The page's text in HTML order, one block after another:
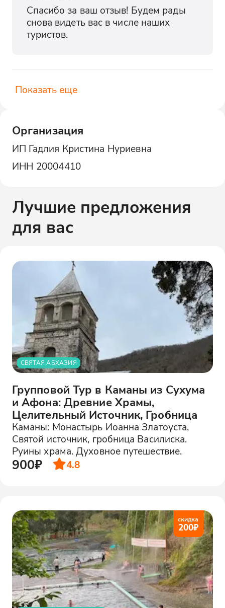
Спасибо за ваш отзыв! Будем рады
снова видеть вас в числе наших
туристов.
Показать еще
Организация
ИП Гадлия Кристина Нуриевна
ИНН 20004410
Лучшие предложения
для вас
СВЯТАЯ АБХАЗИЯ
Групповой Тур в Каманы из Сухума
и Афона: Древние Храмы,
Целительный Источник, Гробница
Каманы: Монастырь Иоанна Златоуста,
Святой источник, гробница Василиска.
Руины храма. Духовное путешествие.
900₽ 4.8
скидка
200₽